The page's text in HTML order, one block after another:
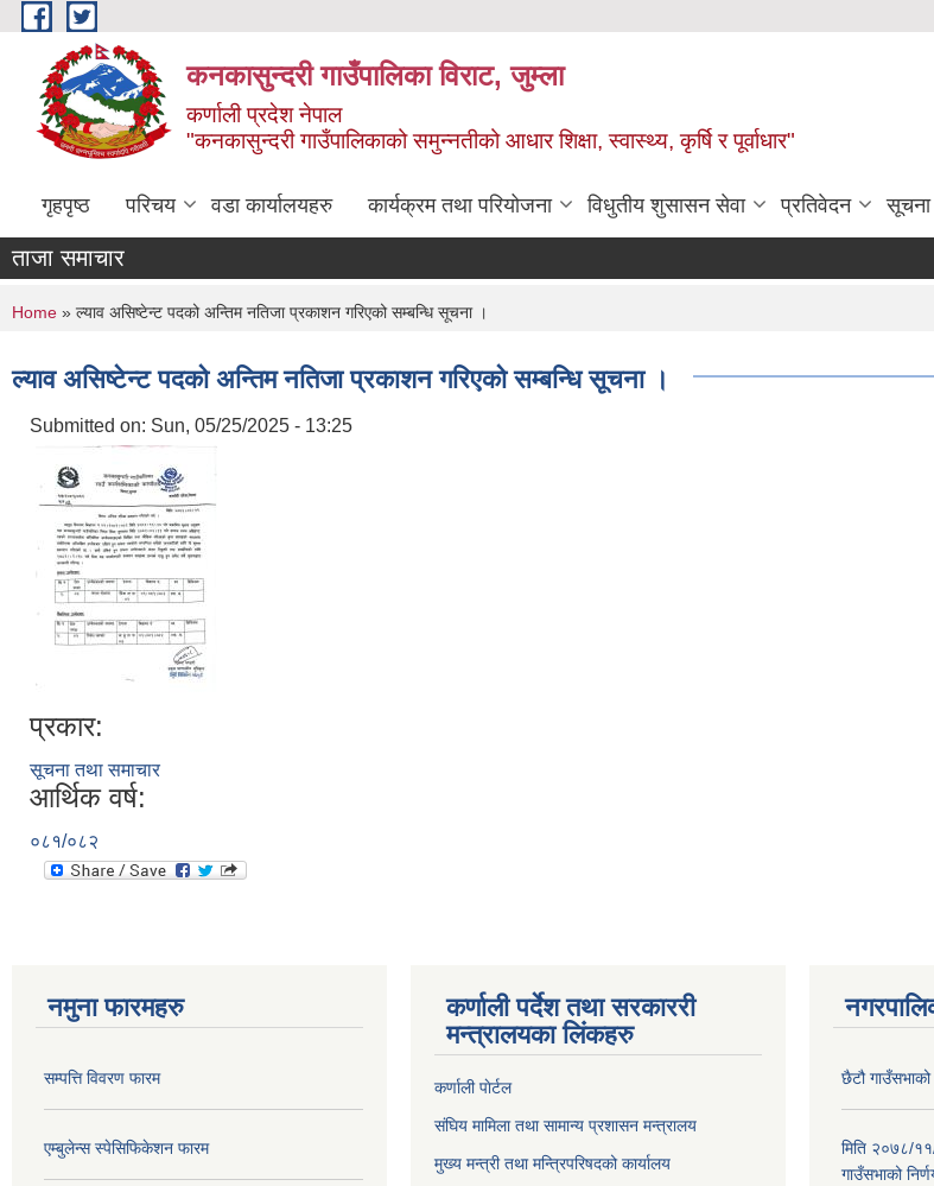
Skip to main content
कनकासुन्दरी गाउँपालिका विराट, जुम्ला
कर्णाली प्रदेश नेपाल
"कनकासुन्दरी गाउँपालिकाको समुन्नतीको आधार शिक्षा, स्वास्थ्य, कृर्षि र पूर्वाधार"
गृहपृष्ठ परिचय वडा कार्यालयहरु कार्यक्रम तथा परियोजना विधुतीय शुसासन सेवा प्रतिवेदन सूचना
ताजा समाचार
You are here
Home » ल्याव असिष्टेन्ट पदको अन्तिम नतिजा प्रकाशन गरिएको सम्बन्धि सूचना ।
ल्याव असिष्टेन्ट पदको अन्तिम नतिजा प्रकाशन गरिएको सम्बन्धि सूचना ।
Submitted on: Sun, 05/25/2025 - 13:25
प्रकार:
सूचना तथा समाचार
आर्थिक वर्ष:
०८१/०८२
नमुना फारमहरु
सम्पत्ति विवरण फारम
एम्बुलेन्स स्पेसिफिकेशन फारम
कर्णाली पर्देश तथा सरकाररी
मन्त्रालयका लिंकहरु
कर्णाली पाेर्टल
संघिय मामिला तथा सामान्य प्रशासन मन्त्रालय
मुख्य मन्त्री तथा मन्त्रिपरिषदको कार्यालय
छैटौ गाउँसभाको
मिति २०७८/
गाउँसभाको